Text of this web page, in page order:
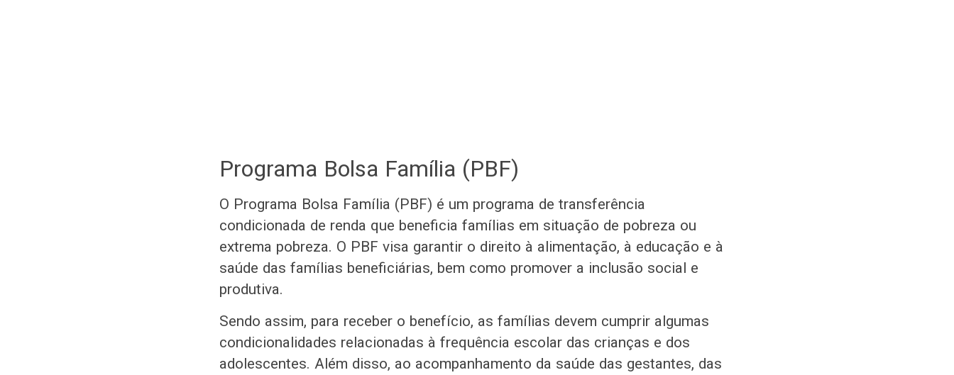
Programa Bolsa Família (PBF)
O Programa Bolsa Família (PBF) é um programa de transferência
condicionada de renda que beneficia famílias em situação de pobreza ou
extrema pobreza. O PBF visa garantir o direito à alimentação, à educação e à
saúde das famílias beneficiárias, bem como promover a inclusão social e
produtiva.
Sendo assim, para receber o benefício, as famílias devem cumprir algumas
condicionalidades relacionadas à frequência escolar das crianças e dos
adolescentes. Além disso, ao acompanhamento da saúde das gestantes, das